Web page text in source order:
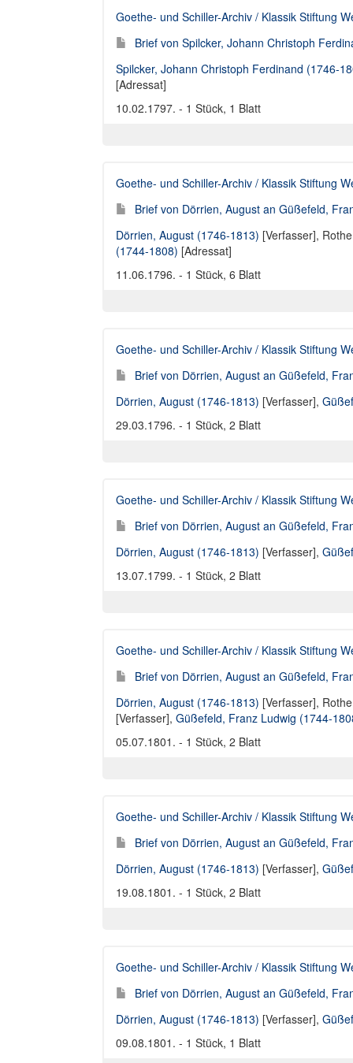
Goethe- und Schiller-Archiv / Klassik Stiftung
Brief von Spilcker, Johann Christoph
Spilcker, Johann Christoph Ferdinand (1746-
[Adressat]
10.02.1797. - 1 Stück, 1 Blatt
Goethe- und Schiller-Archiv / Klassik Stiftung
Brief von Dörrien, August an Güßefeld,
Dörrien, August (1746-1813) [Verfasser],
(1744-1808) [Adressat]
11.06.1796. - 1 Stück, 6 Blatt
Goethe- und Schiller-Archiv / Klassik Stiftung
Brief von Dörrien, August an Güßefeld,
Dörrien, August (1746-1813) [Verfasser],
29.03.1796. - 1 Stück, 2 Blatt
Goethe- und Schiller-Archiv / Klassik Stiftung
Brief von Dörrien, August an Güßefeld,
Dörrien, August (1746-1813) [Verfasser],
13.07.1799. - 1 Stück, 2 Blatt
Goethe- und Schiller-Archiv / Klassik Stiftung
Brief von Dörrien, August an Güßefeld,
Dörrien, August (1746-1813) [Verfasser],
[Verfasser], Güßefeld, Franz Ludwig (1744-
05.07.1801. - 1 Stück, 2 Blatt
Goethe- und Schiller-Archiv / Klassik Stiftung
Brief von Dörrien, August an Güßefeld,
Dörrien, August (1746-1813) [Verfasser],
19.08.1801. - 1 Stück, 2 Blatt
Goethe- und Schiller-Archiv / Klassik Stiftung
Brief von Dörrien, August an Güßefeld,
Dörrien, August (1746-1813) [Verfasser],
09.08.1801. - 1 Stück, 1 Blatt